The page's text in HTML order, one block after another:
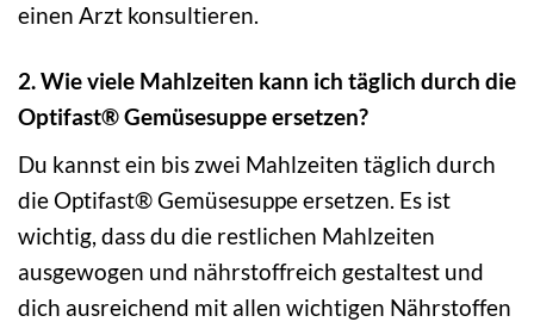
einen Arzt konsultieren.
2. Wie viele Mahlzeiten kann ich täglich durch die
Optifast® Gemüsesuppe ersetzen?
Du kannst ein bis zwei Mahlzeiten täglich durch
die Optifast® Gemüsesuppe ersetzen. Es ist
wichtig, dass du die restlichen Mahlzeiten
ausgewogen und nährstoffreich gestaltest und
dich ausreichend mit allen wichtigen Nährstoffen